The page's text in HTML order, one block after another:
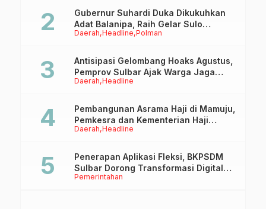
Daerah Headline Polman
Gubernur Suhardi Duka Dikukuhkan
Adat Balanipa, Raih Gelar Sulo
Tappidena
Daerah Headline
Antisipasi Gelombang Hoaks Agustus,
Pemprov Sulbar Ajak Warga Jaga
Ruang Digital
Daerah Headline
Pembangunan Asrama Haji di Mamuju,
Pemkesra dan Kementerian Haji
Sulbar Tinjau Lokasi
Pemerintahan
Penerapan Aplikasi Fleksi, BKPSDM
Sulbar Dorong Transformasi Digital
Sistem Kehadiran ASN